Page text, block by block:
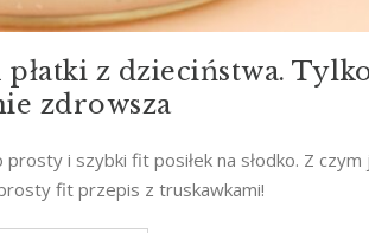
z dzieciństwa.
zdrowsza
i szybki fit posiłek na słodko. Z czym
fit przepis z truskawkami!